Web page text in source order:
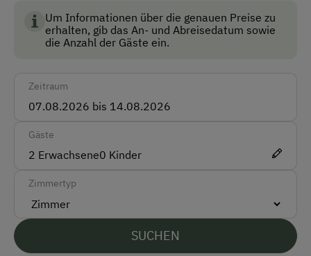
Taxi
Zug
Akzeptierte Zahlungsmittel
Barzahlung
Überweisung / SEPA
Deutsch
Um Informationen über die genauen Preise zu
erhalten, gib das An- und Abreisedatum sowie
die Anzahl der Gäste ein.
Zeitraum
Gäste
2 Erwachsene0 Kinder
Zimmertyp
SUCHEN